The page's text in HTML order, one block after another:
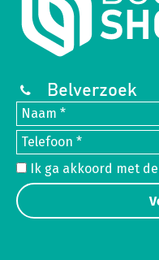
Belverzoek
Ik ga akkoord met de